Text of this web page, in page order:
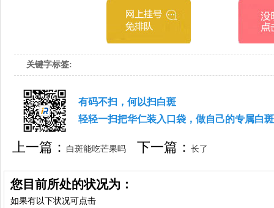
关键字标签:
有码不扫，何以扫白斑
轻轻一扫把华仁装入口袋，做自己的专属白
上一篇： 白斑能吃芒果吗 下一篇：长了
白斑要怎么做呢
您目前所处的状况为：
如果有以下状况可点击